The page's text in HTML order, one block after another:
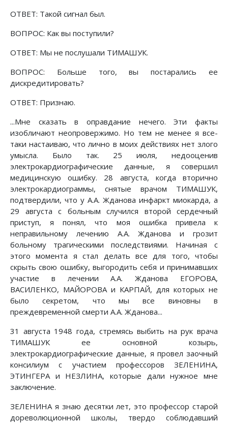
ОТВЕТ: Такой сигнал был.
ВОПРОС: Как вы поступили?
ОТВЕТ: Мы не послушали ТИМАШУК.
ВОПРОС: Больше того, вы постарались ее
дискредитировать?
ОТВЕТ: Признаю.
...Мне сказать в оправдание нечего. Эти факты
изобличают неопровержимо. Но тем не менее я все-
таки настаиваю, что лично в моих действиях нет злого
умысла. Было так. 25 июля, недооценив
электрокардиографические данные, я совершил
медицинскую ошибку. 28 августа, когда вторично
электрокардиограммы, снятые врачом ТИМАШУК,
подтвердили, что у А.А. Жданова инфаркт миокарда, а
29 августа с больным случился второй сердечный
приступ, я понял, что моя ошибка привела к
неправильному лечению А.А. Жданова и грозит
больному трагическими последствиями. Начиная с
этого момента я стал делать все для того, чтобы
скрыть свою ошибку, выгородить себя и принимавших
участие в лечении А.А. Жданова ЕГОРОВА,
ВАСИЛЕНКО, МАЙОРОВА и КАРПАЙ, для которых не
было секретом, что мы все виновны в
преждевременной смерти А.А. Жданова...
31 августа 1948 года, стремясь выбить на рук врача
ТИМАШУК ее основной козырь,
электрокардиографические данные, я провел заочный
консилиум с участием профессоров ЗЕЛЕНИНА,
ЭТИНГЕРА и НЕЗЛИНА, которые дали нужное мне
заключение.
ЗЕЛЕНИНА я знаю десятки лет, это профессор старой
дореволюционной школы, твердо соблюдавший